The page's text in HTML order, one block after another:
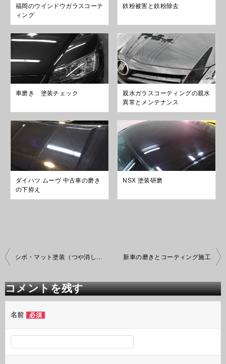
福岡のウインドウガラスコーテ
ィング
鉄粉被害と鉄粉除去
車磨き 塗装チェック
親水ガラスコーティングの親水
異常とメンテナンス
ダイハツ ムーヴ 中古車の磨き
の下拵え
NSX 塗装研磨
投
稿
ビ
ゲ
ー
シ
ン
シボ・マット塗装（つや消し）のコーティング 新車の磨きとコーティング施工
コメントを残す
名前 必須